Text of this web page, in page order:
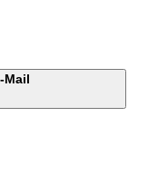
Mail